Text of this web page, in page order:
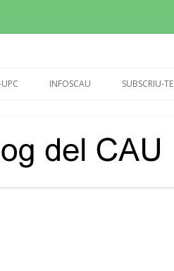
INFOSCAU
INFOCAU 10 NOVEMB.2015
SUBSCRIU-TE